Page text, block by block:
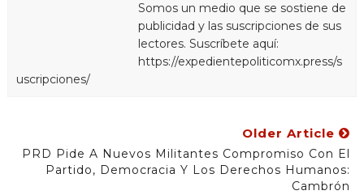
Somos un medio que se sostiene de
publicidad y las suscripciones de sus
lectores. Suscríbete aquí:
https://expedientepoliticomx.press/s
uscripciones/
Older Article
PRD Pide A Nuevos Militantes Compromiso Con El
Partido, Democracia Y Los Derechos Humanos:
Cambrón